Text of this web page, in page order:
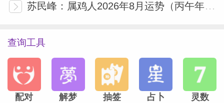
苏民峰：属鸡人2026年8月运势（丙午年丙申月）
查询工具
配对 解梦 抽签 占卜 灵数